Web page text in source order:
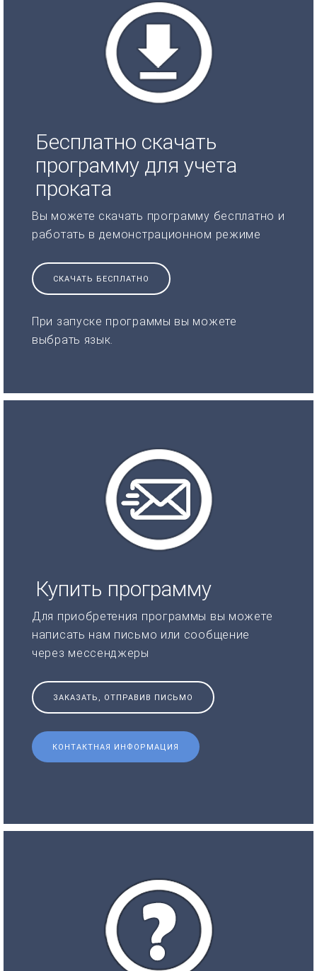
Бесплатно скачать
программу для учета
проката
Вы можете скачать программу бесплатно и
работать в демонстрационном режиме
СКАЧАТЬ БЕСПЛАТНО
При запуске программы вы можете
выбрать язык.
Купить программу
Для приобретения программы вы можете
написать нам письмо или сообщение
через мессенджеры
ЗАКАЗАТЬ, ОТПРАВИВ ПИСЬМО
КОНТАКТНАЯ ИНФОРМАЦИЯ